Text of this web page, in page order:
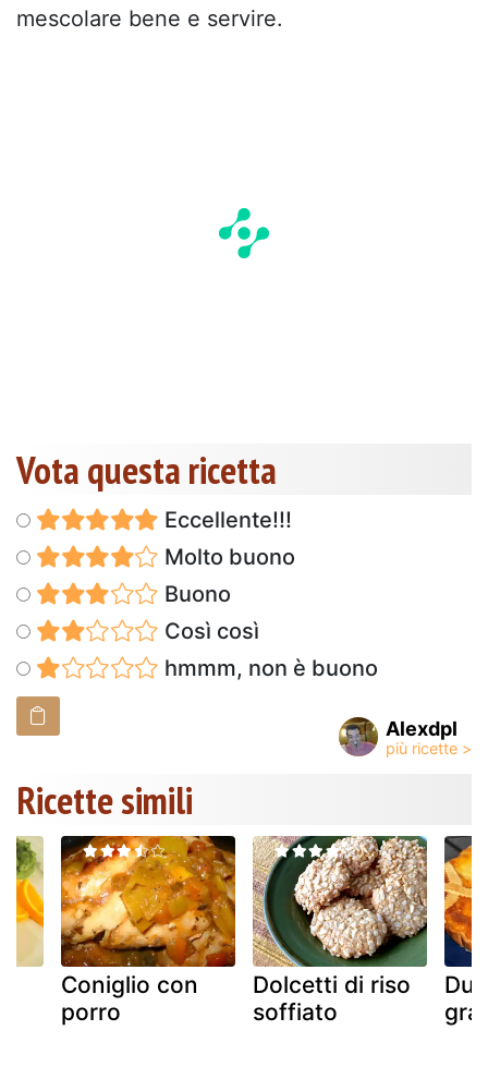
mescolare bene e servire.
Vota questa ricetta
Eccellente!!!
Molto buono
Buono
Così così
hmmm, non è buono
Alexdpl
Ricette simili
Coniglio con
porro
Dolcetti di riso
soffiato